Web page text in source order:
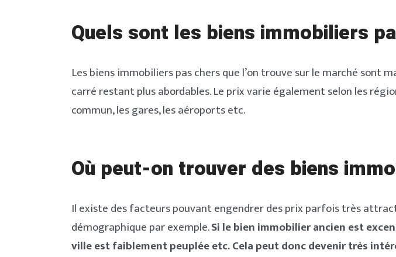
Quels sont les biens immobiliers
Les biens immobiliers pas chers que l’on trouve sur le marché sont
carré restant plus abordables. Le prix varie également selon les
commun, les gares, les aéroports etc.
Où peut-on trouver des biens
Il existe des facteurs pouvant engendrer des prix parfois très
démographique par exemple.Si le bien immobilier ancien est
ville est faiblement peuplée etc. Cela peut donc devenir très
Brief and amiable
NEXT